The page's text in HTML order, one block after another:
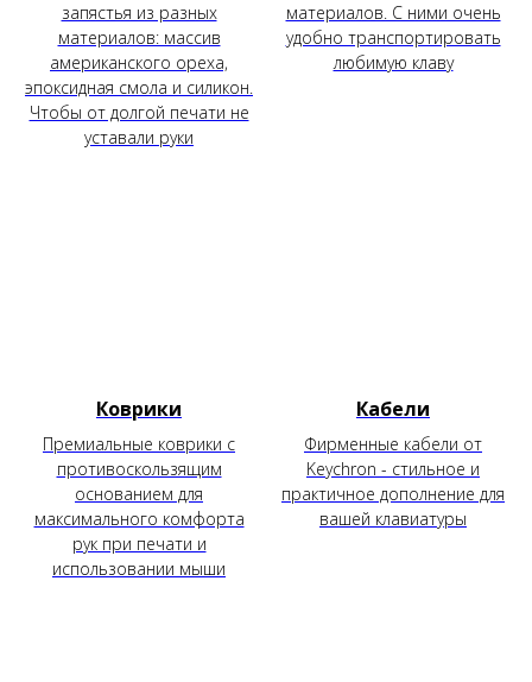
запястья из разных
материалов: массив
американского ореха,
эпоксидная смола и силикон.
Чтобы от долгой печати не
уставали руки
материалов. С ними очень
удобно транспортировать
любимую клаву
Коврики
Премиальные коврики с
противоскользящим
основанием для
максимального комфорта
рук при печати и
использовании мыши
Кабели
Фирменные кабели от
Keychron - стильное и
практичное дополнение для
вашей клавиатуры